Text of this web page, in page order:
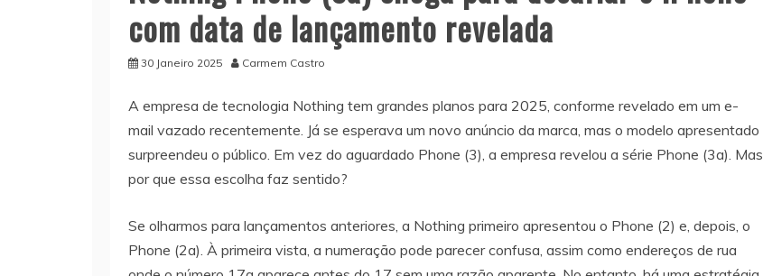
com data de lançamento revelada
30 Janeiro 2025 Carmem Castro
A empresa de tecnologia Nothing tem grandes planos para 2025, conforme revelado em um e-
mail vazado recentemente. Já se esperava um novo anúncio da marca, mas o modelo apresentado
surpreendeu o público. Em vez do aguardado Phone (3), a empresa revelou a série Phone (3a). Mas
por que essa escolha faz sentido?
Se olharmos para lançamentos anteriores, a Nothing primeiro apresentou o Phone (2) e, depois, o
Phone (2a). À primeira vista, a numeração pode parecer confusa, assim como endereços de rua